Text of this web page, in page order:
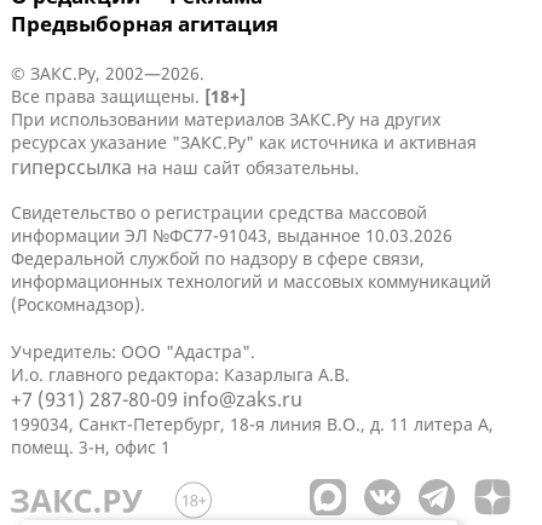
Предвыборная агитация
© ЗАКС.Ру, 2002—2026.
Все права защищены. [18+]
При использовании материалов ЗАКС.Ру на других
ресурсах указание "ЗАКС.Ру" как источника и активная
гиперссылка на наш сайт обязательны.
Свидетельство о регистрации средства массовой
информации ЭЛ №ФС77-91043, выданное 10.03.2026
Федеральной службой по надзору в сфере связи,
информационных технологий и массовых коммуникаций
(Роскомнадзор).
Учредитель: ООО "Адастра".
И.о. главного редактора: Казарлыга А.В.
+7 (931) 287-80-09 info@zaks.ru
199034, Санкт-Петербург, 18-я линия В.О., д. 11 литера А,
помещ. 3-н, офис 1